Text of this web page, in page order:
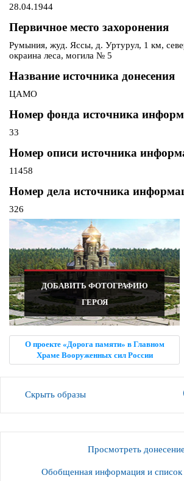
28.04.1944
Первичное место захоронения
Румыния, жуд. Яссы, д. Уртурул, 1 км,
окраина леса, могила № 5
Название источника донесения
ЦАМО
Номер фонда источника
33
Номер описи источника
11458
Номер дела источника
326
ДОБАВИТЬ ФОТОГРАФИЮ
ГЕРОЯ
О проекте «Дорога памяти» в Главном
Храме Вооруженных сил России
Скрыть образы
Просмотреть донесение
Обобщенная информация и список